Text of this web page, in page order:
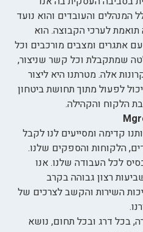
המנהלים והעובדים והוא נועד
לערכי הקבוצה. הוא
אתגרים ומצבים מורכבים וכל
שמתקבלת וכל קשר שניצור,
אלה. מטרתנו היא ליצור
לפעול מתוך תחושת ביטחון
הלקוח והקהילה.
קדימה ומסייעים לנו לקבל
הלקוחות והספקים שלנו.
לכל העבודה שלנו. אנו
רצון גבוהה בקרב
השירות והקשב לצרכים של
בכל דרג ובכל תחום, נושא